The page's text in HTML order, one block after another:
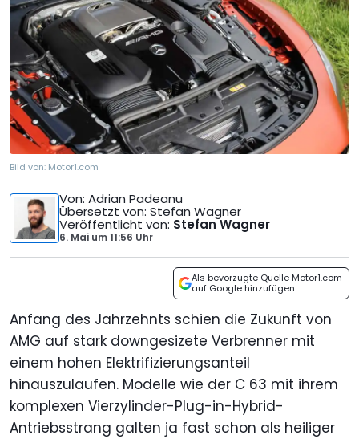
Bild von: Motor1.com
Von: Adrian Padeanu
Übersetzt von: Stefan Wagner
Veröffentlicht von: Stefan Wagner
6. Mai um11:56 Uhr
Als bevorzugte Quelle Motor1.com
auf Google hinzufügen
Anfang des Jahrzehnts schien die Zukunft von
AMG auf stark downgesizete Verbrenner mit
einem hohen Elektrifizierungsanteil
hinauszulaufen. Modelle wie der C 63 mit ihrem
komplexen Vierzylinder-Plug-in-Hybrid-
Antriebsstrang galten ja fast schon als heiliger